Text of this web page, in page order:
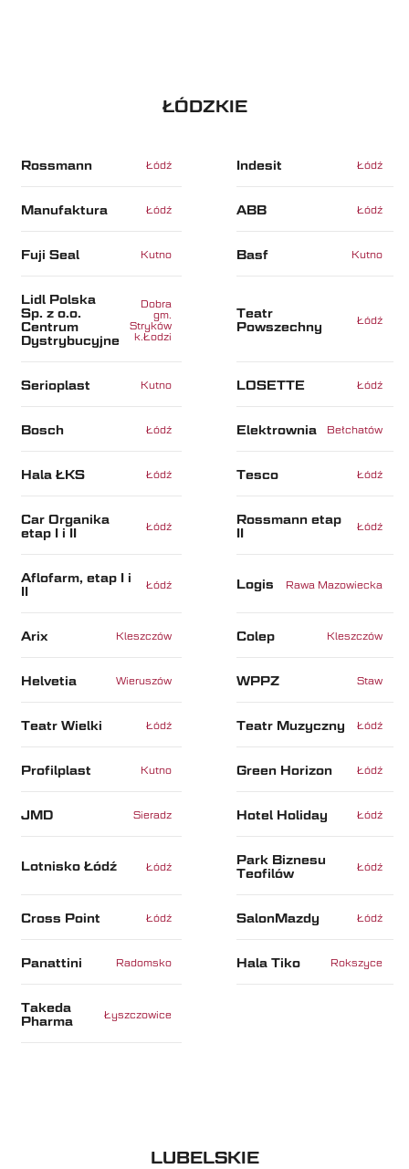
ŁÓDZKIE
Rossmann Łódź Indesit Łódź
Manufaktura Łódź ABB Łódź
Fuji Seal Kutno Basf Kutno
Lidl Polska
Sp. z o.o.
Centrum
Dystrybucyjne
Dobra
gm.
Stryków
k.Łodzi
Teatr
Powszechny
Łódź
Serioplast Kutno LOSETTE Łódź
Bosch Łódź Elektrownia Bełchatów
Hala ŁKS Łódź Tesco Łódź
Car Organika
etap I i II
Łódź
Rossmann etap
II
Łódź
Aflofarm, etap I i
II
Łódź Logis Rawa Mazowiecka
Arix Kleszczów Colep Kleszczów
Helvetia Wieruszów WPPZ Staw
Teatr Wielki Łódź Teatr Muzyczny Łódź
Profilplast Kutno Green Horizon Łódź
JMD Sieradz Hotel Holiday Łódź
Lotnisko Łódź Łódź
Park Biznesu
Teofilów
Łódź
Cross Point Łódź SalonMazdy Łódź
Panattini Radomsko Hala Tiko Rokszyce
Takeda
Pharma
Łyszczowice
LUBELSKIE